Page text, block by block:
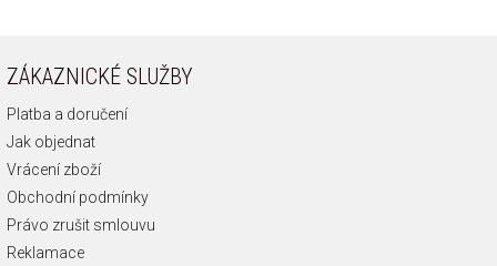
ZÁKAZNICKÉ SLUŽBY
Platba a doručení
Jak objednat
Vrácení zboží
Obchodní podmínky
Právo zrušit smlouvu
Reklamace